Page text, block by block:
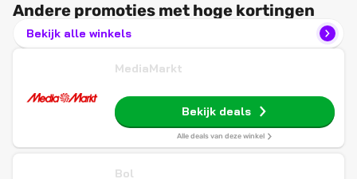
Andere promoties met hoge kortingen
Bekijk alle winkels
MediaMarkt
Bekijk deals
Alle deals van deze winkel
Bol